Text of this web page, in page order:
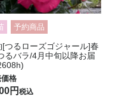
予約商品
[つるローズゴジャール]春
るバラ/4月中旬以降お届
税込